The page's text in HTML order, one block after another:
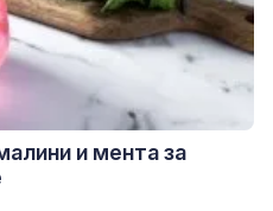
и мента за